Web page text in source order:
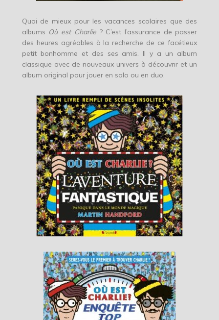
Quoi de mieux pour les vacances scolaires que des
albums Où est Charlie? C’est l’assurance de passer
des heures agréables à la recherche de ce facétieux
petit bonhomme et des ses amis. Il y a un album
classique avec de nouveaux univers à découvrir et un
album original pour jouer en solo ou en duo.